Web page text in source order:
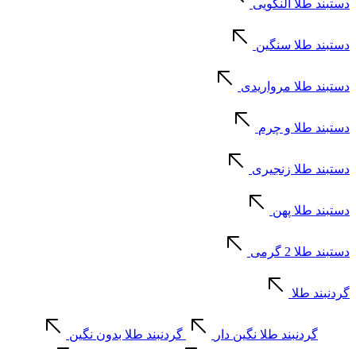
دستبند طلا النگویی
دستبند طلا سنگین
دستبند طلا مرواریدی
دستبند طلا و چرم
دستبند طلا زنجیری
دستبند طلا پهن
دستبند طلا 2 گرمی
گردنبند طلا
گردنبند طلا نگین دار گردنبند طلا بدون نگین